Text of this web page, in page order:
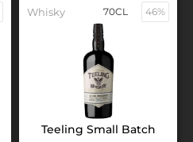
Whisky 70CL 46%
Teeling Small Batch